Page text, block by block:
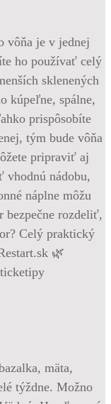
vôňa je v jednej
ho používať celý
sklenených
kúpeľne, spálne,
prispôsobíte
tým bude vôňa
pripraviť aj
vhodnú nádobu,
náplne môžu
bezpečne rozdeliť,
Celý praktický
🌿